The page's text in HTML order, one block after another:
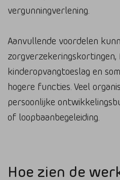
vergunningverlening.
Aanvullende voordelen
zorgverzekeringskortingen,
kinderopvangtoeslag en
hogere functies. Veel
persoonlijke
of loopbaanbegeleiding.
Hoe zien de